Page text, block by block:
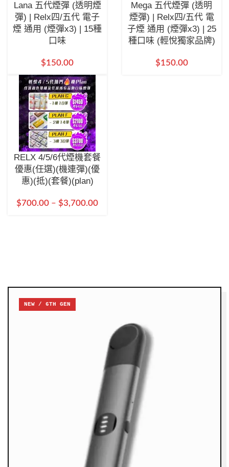
Lana 五代煙彈 (透明煙
彈) | Relx四/五代 電子
煙 通用 (煙彈x3) | 15種
口味
$150.00
Mega 五代煙彈 (透明
煙彈) | Relx四/五代 電
子煙 通用 (煙彈x3) | 25
種口味 (輕悅獨家品牌)
$150.00
RELX 4/5/6代煙機套餐
優惠(任選)(機連彈)(優
惠)(抵)(套餐)(plan)
$700.00 – $3,700.00
NEW / 6TH GEN